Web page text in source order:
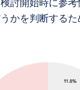
検討開始時に参考
かを判断する